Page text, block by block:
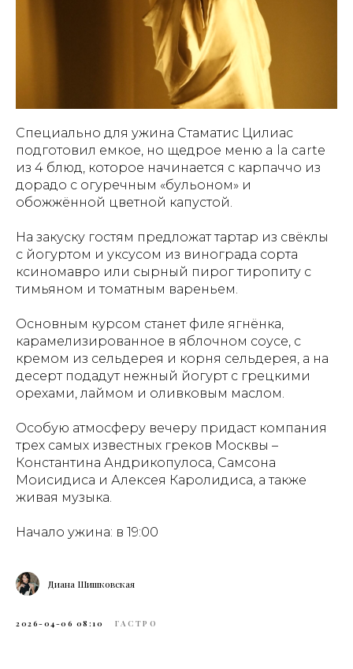
Специально для ужина Стаматис Цилиас
подготовил емкое, но щедрое меню a la carte
из 4 блюд, которое начинается с карпаччо из
дорадо с огуречным «бульоном» и
обожжённой цветной капустой.
На закуску гостям предложат тартар из свёклы
с йогуртом и уксусом из винограда сорта
ксиномавро или сырный пирог тиропиту с
тимьяном и томатным вареньем.
Основным курсом станет филе ягнёнка,
карамелизированное в яблочном соусе, с
кремом из сельдерея и корня сельдерея, а на
десерт подадут нежный йогурт с грецкими
орехами, лаймом и оливковым маслом.
Особую атмосферу вечеру придаст компания
трех самых известных греков Москвы –
Константина Андрикопулоса, Самсона
Моисидиса и Алексея Каролидиса, а также
живая музыка.
Начало ужина: в 19:00
Диана Шишковская
2026-04-06 08:10 ГАСТРО